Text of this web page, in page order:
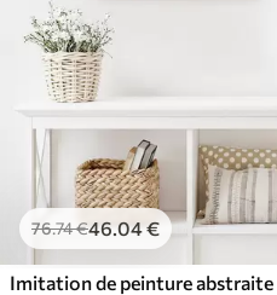
76.74€46.04€